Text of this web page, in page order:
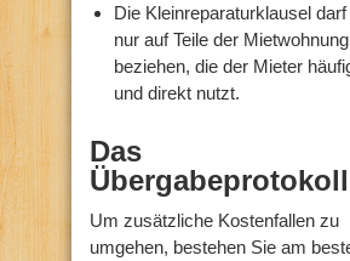
Die Kleinreparaturklausel
nur auf Teile der Mietwohnung
beziehen, die der Mieter
und direkt nutzt.
Das
Übergabeprotokoll
Um zusätzliche Kostenfallen zu
umgehen, bestehen Sie am